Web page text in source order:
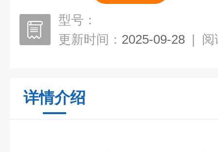
型号：
更新时间： 2025-09-28 | 阅
详情介绍